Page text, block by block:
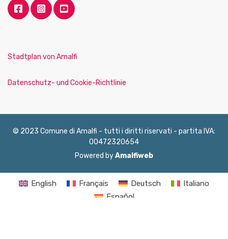
Stadtplan von Amalfi
Datenschutz- und Cookie-Richtlinie
© 2023 Comune di Amalfi - tutti i diritti riservati - partita IVA:
00472320654
Powered byAmalfiweb
English Français Deutsch
Italiano
Español